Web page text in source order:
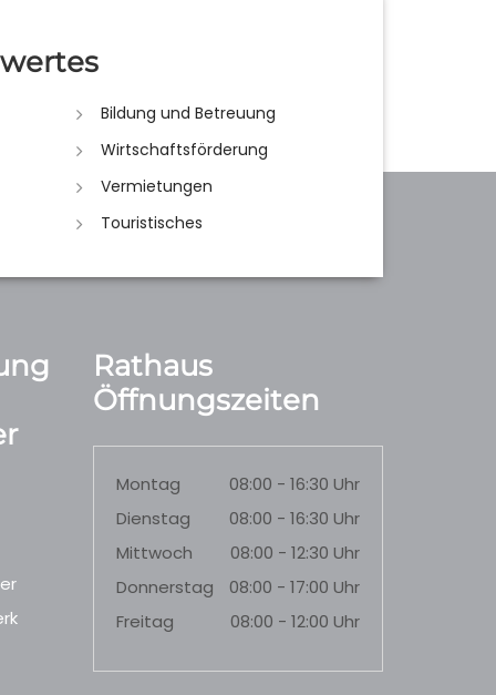
Bildung und Betreuung
Wirtschaftsförderung
Vermietungen
Touristisches
Rathaus
Öffnungszeiten
Montag
08:00 - 16:30 Uhr
Dienstag
08:00 - 16:30 Uhr
Mittwoch
08:00 - 12:30 Uhr
Donnerstag
08:00 - 17:00 Uhr
Freitag
08:00 - 12:00 Uhr